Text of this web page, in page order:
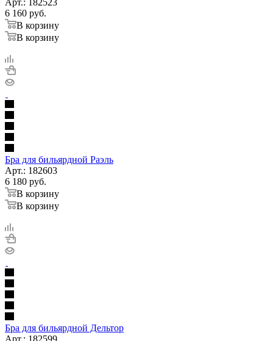
6 160 руб.
В корзину
В корзину
Бра для бильярдной Раэль
Арт.: 182603
6 180 руб.
В корзину
В корзину
Бра для бильярдной Дельтор
Арт.: 182599